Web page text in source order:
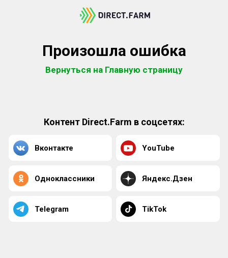
Произошла ошибка
Вернуться на Главную страницу
Контент Direct.Farm в соцсетях:
Вконтакте YouTube
Одноклассники Яндекс.Дзен
Telegram TikTok